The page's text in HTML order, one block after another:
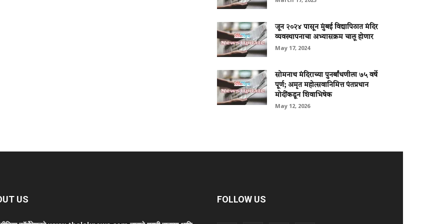
जून २०२४ पासून मुंबई विद्यापिठात मंदिर
व्यवस्थापनाचा अभ्यासक्रम चालू होणार
May 17, 2024
सोमनाथ मंदिराच्या पुनर्बांधणीला ७५ वर्षे
पूर्ण; अमृत महोत्सवानिमित्त पंतप्रधान
मोदींकडून शिवाभिषेक
May 12, 2026
US FOLLOW US